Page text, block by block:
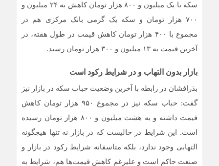
سکه با یک میلیون و ٨٠٠ هزار تومان کاهش به ۲۴ میلیون و
۷۰۰ هزار تومان و سکه یک گرمی بانک مرکزی هم در
مجموع با ۴۰۰ هزار تومان کاهش قیمت در طول هفته، در
آخرین قیمت به ۱۳ میلیون و ۳۰۰ هزار تومان رسید.
بازار بدون التهاب و در شرایط رکود است
بذرافشان در رابطه با آخرین وضعیت حباب سکه در بازار نیز
گفت: حباب سکه نیز در مجموع ۹۵۰ هزار تومان کاهش
قیمت داشته و به هشت میلیون و ٨٠٠ هزار تومان رسیده
است. این شرایط در حالیست که در بازار نه تنها هیچگونه
التهابی وجود ندارد، بلکه متاسفانه شرایط رکود در بازار و
صنعت حاکم است و علیرغم کاهش قیمت‌ها هم، شرایط به